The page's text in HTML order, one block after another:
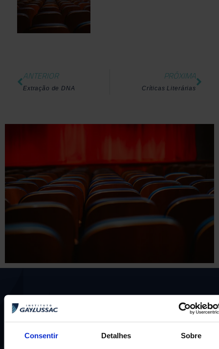
Consentir Detalhes Sobre
ANTERIOR
Extração de DNA
PRÓXIMA
Críticas Literárias